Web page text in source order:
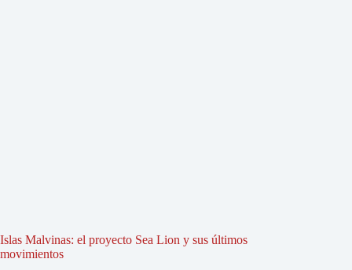
Islas Malvinas: el proyecto Sea Lion y sus últimos
movimientos